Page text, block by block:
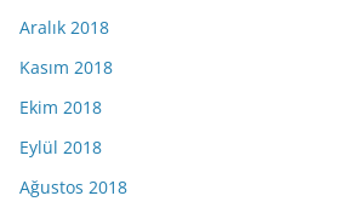
Aralık 2018
Kasım 2018
Ekim 2018
Eylül 2018
Ağustos 2018